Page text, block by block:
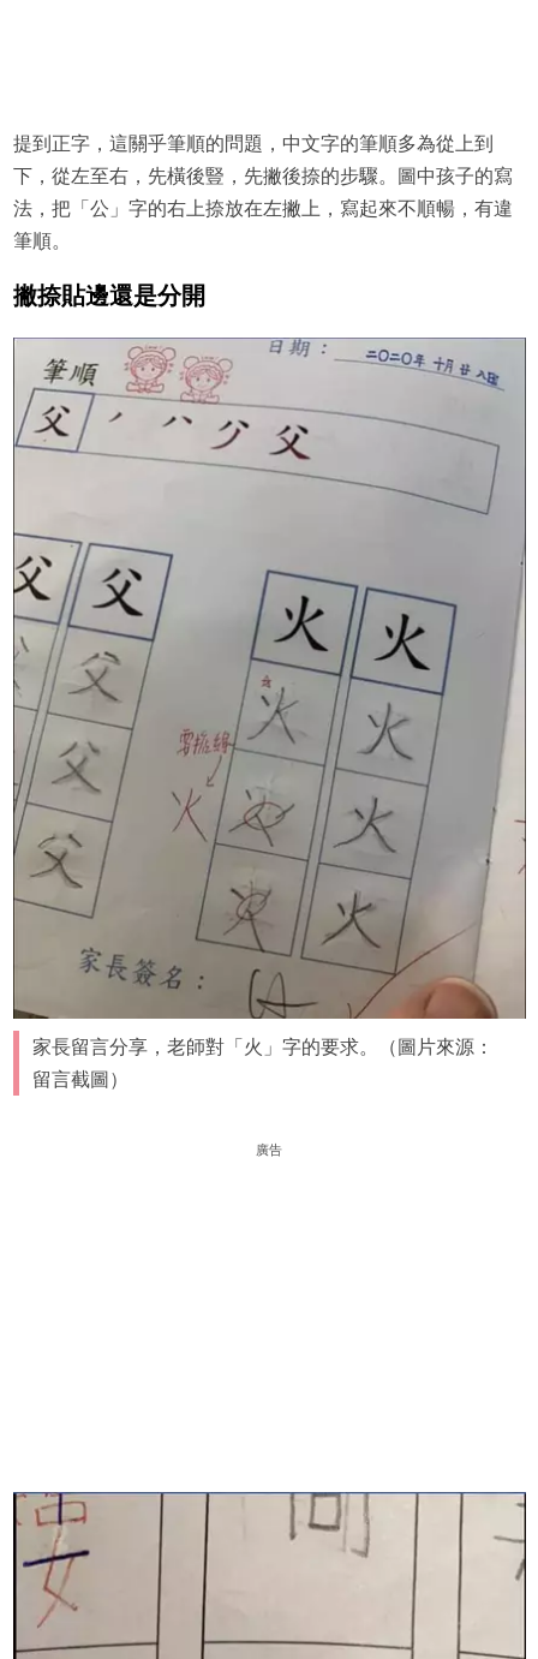
提到正字，這關乎筆順的問題，中文字的筆順多為從上到
下，從左至右，先橫後豎，先撇後捺的步驟。圖中孩子的寫
法，把「公」字的右上捺放在左撇上，寫起來不順暢，有違
筆順。
撇捺貼邊還是分開
家長留言分享，老師對「火」字的要求。（圖片來源：
留言截圖）
廣告